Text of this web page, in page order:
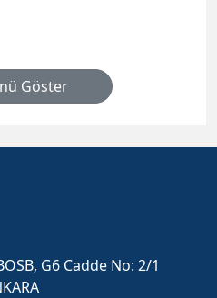
Göster
G6 Cadde No: 2/1